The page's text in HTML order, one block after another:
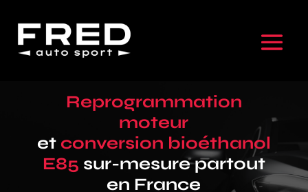
Reprogrammation
moteur
et conversion bioéthanol
E85 sur-mesure partout
en France